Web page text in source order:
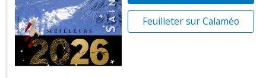
Feuilleter sur Calaméo